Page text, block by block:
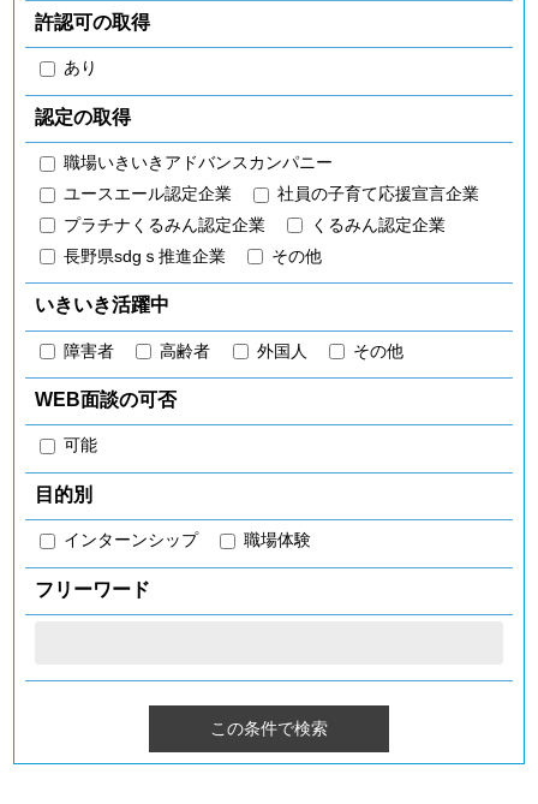
許認可の取得
あり
認定の取得
職場いきいきアドバンスカンパニー
ユースエール認定企業
社員の子育て応援宣言企業
プラチナくるみん認定企業
くるみん認定企業
長野県sdgｓ推進企業
その他
いきいき活躍中
障害者 高齢者 外国人 その他
WEB面談の可否
可能
目的別
インターンシップ 職場体験
フリーワード